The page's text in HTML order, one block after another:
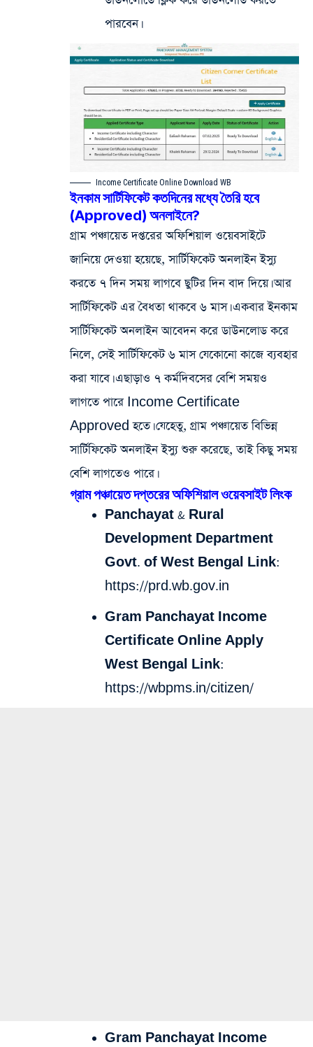
পারবেন।
Income Certificate Online Download WB
ইনকাম সার্টিফিকেট কতদিনের মধ্যে তৈরি হবে
(Approved) অনলাইনে?
গ্রাম পঞ্চায়েত দপ্তরের অফিশিয়াল ওয়েবসাইটে
জানিয়ে দেওয়া হয়েছে, সার্টিফিকেট অনলাইন ইস্যু
করতে ৭ দিন সময় লাগবে ছুটির দিন বাদ দিয়ে। আর
সার্টিফিকেট এর বৈধতা থাকবে ৬ মাস। একবার ইনকাম
সার্টিফিকেট অনলাইন আবেদন করে ডাউনলোড করে
নিলে, সেই সার্টিফিকেট ৬ মাস যেকোনো কাজে ব্যবহার
করা যাবে। এছাড়াও ৭ কর্মদিবসের বেশি সময়ও
লাগতে পারে Income Certificate
Approved হতে। যেহেতু, গ্রাম পঞ্চায়েত বিভিন্ন
সার্টিফিকেট অনলাইন ইস্যু শুরু করেছে, তাই কিছু সময়
বেশি লাগতেও পারে।
গ্রাম পঞ্চায়েত দপ্তরের অফিশিয়াল ওয়েবসাইট লিংক
Panchayat & Rural
Development Department
Govt. of West Bengal Link:
https://prd.wb.gov.in
Gram Panchayat Income
Certificate Online Apply
West Bengal Link:
https://wbpms.in/citizen/
Gram Panchayat Income